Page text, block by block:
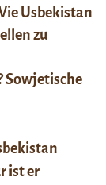
Usbekistan
zu
Sowjetische
ist er